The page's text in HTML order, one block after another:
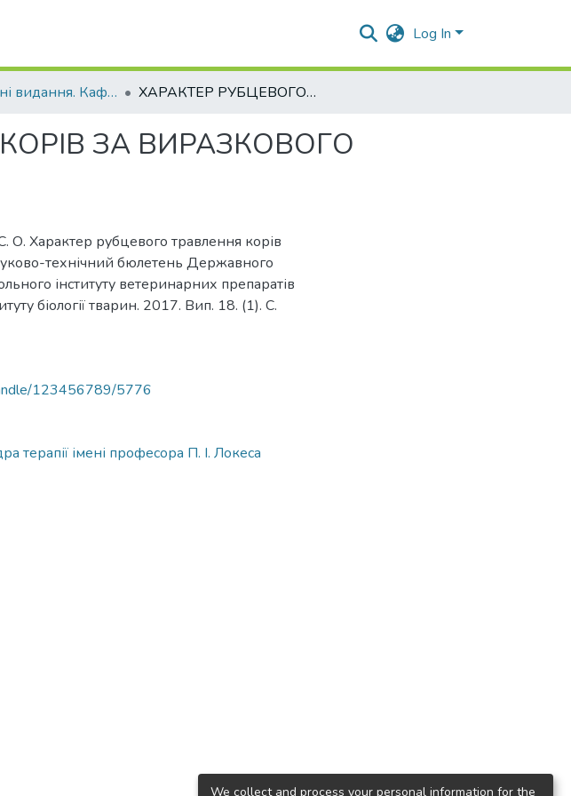
Log In
Друковані видання. Кафедра терапії імені професора П. І. Локеса ХАРАКТЕР РУБЦЕВОГО ТРАВЛЕННЯ КОРІВ ЗА ВИРАЗКОВОГО ГЛОСИТУ
ЗА ВИРАЗКОВОГО
О. Характер рубцевого травлення корів
технічний бюлетень Державного
інституту ветеринарних препаратів
біології тварин. 2017. Вип. 18. (1). С.
123456789/5776
терапії імені професора П. І. Локеса
We collect and process your personal information for the